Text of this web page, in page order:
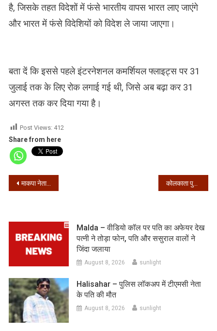
है, जिसके तहत विदेशों में फंसे भारतीय वापस भारत लाए जाएंगे
और भारत में फंसे विदेशियों को विदेश ले जाया जाएगा।
बता दें कि इससे पहले इंटरनेशनल कमर्शियल फ्लाइट्स पर 31
जुलाई तक के लिए रोक लगाई गई थी, जिसे अब बढ़ा कर 31
अगस्त तक कर दिया गया है।
Post Views: 412
Share from here
Post
माकपा नेता श्यामल चक्रवर्ती कोरोना संक्रमित
Malda – वीडियो कॉल पर पति का अफेयर देख
पत्नी ने तोड़ा फोन, पति और ससुराल वालों ने
जिंदा जलाया
August 8, 2026 sunlight
Halisahar – पुलिस लॉकअप में टीएमसी नेता
के पति की मौत
August 8, 2026 sunlight